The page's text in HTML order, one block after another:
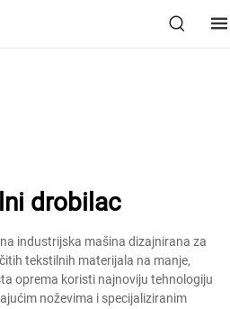
drobilac
industrijska mašina dizajnirana za
tekstilnih materijala na manje,
oprema koristi najnoviju tehnologiju
noževima i specijaliziranim